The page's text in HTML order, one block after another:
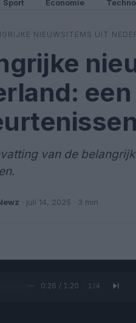
Sport Economie
NIEUWSITEMS UIT
van de
· juli 14, 2025 · 3 min
0:27 / 1:20 1 /4